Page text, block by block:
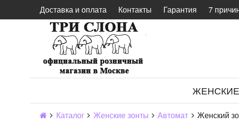
Доставка и оплата Контакты Гарантия 7
Каталог Женские зонты Автомат Женский